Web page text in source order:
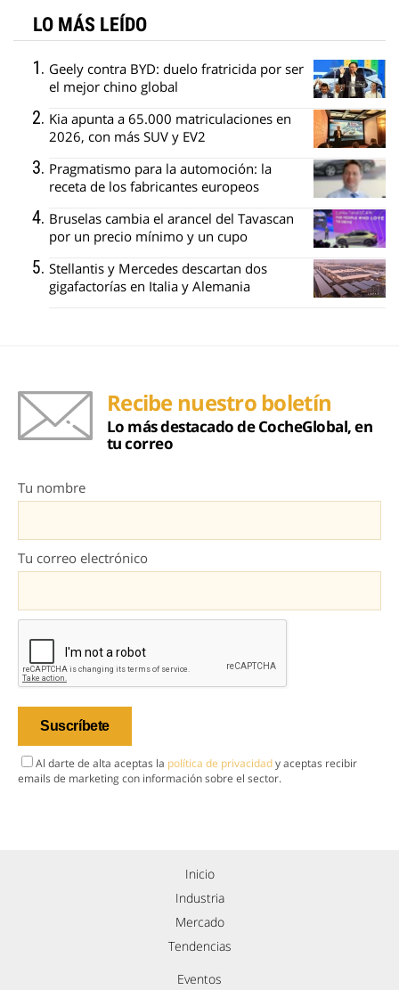
LO MÁS LEÍDO
Geely contra BYD: duelo fratricida por ser
el mejor chino global
Kia apunta a 65.000 matriculaciones en
2026, con más SUV y EV2
Pragmatismo para la automoción: la
receta de los fabricantes europeos
Bruselas cambia el arancel del Tavascan
por un precio mínimo y un cupo
Stellantis y Mercedes descartan dos
gigafactorías en Italia y Alemania
Recibe nuestro boletín
Lo más destacado de CocheGlobal, en
tu correo
Tu nombre
Tu correo electrónico
Al darte de alta aceptas la política de privacidady aceptas recibir
emails de marketing con información sobre el sector.
Inicio
Industria
Mercado
Tendencias
Eventos